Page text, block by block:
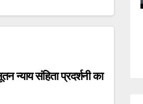
न्याय संहिता प्रदर्शनी का